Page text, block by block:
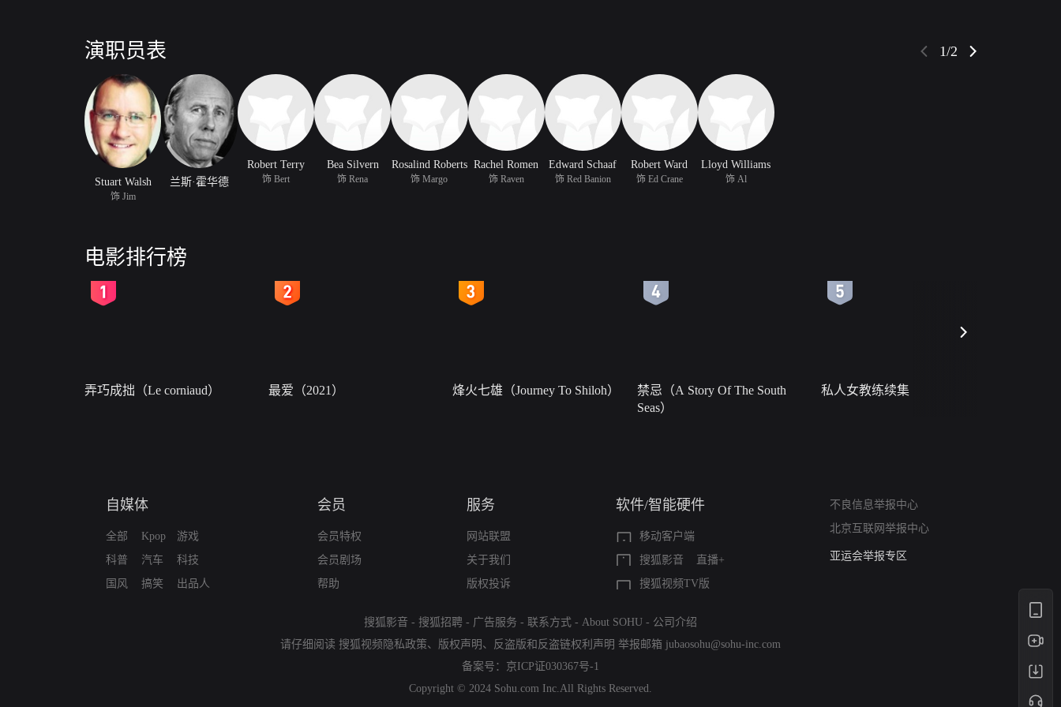
演职员表 1/2
Stuart Walsh
饰 Jim
兰斯·霍华德
Robert Terry
饰 Bert
Bea Silvern
饰 Rena
Rosalind Roberts
饰 Margo
Rachel Romen
饰 Raven
Edward Schaaf
饰 Red Banion
Robert Ward
饰 Ed Crane
Lloyd Williams
饰 Al
电影排行榜
弄巧成拙（Le corniaud） 最爱（2021） 烽火七雄（Journey To Shiloh）
禁忌（A Story Of The South
Seas）
私人女教练续集
自媒体
全部
科普
国风
Kpop
汽车
搞笑
游戏
科技
出品人
会员
会员特权
会员剧场
帮助
服务
网站联盟
关于我们
版权投诉
软件/智能硬件
移动客户端
搜狐影音
直播+
搜狐视频TV版
不良信息举报中心
北京互联网举报中心
算法推荐专项举报
亚运会举报专区
搜狐影音 - 搜狐招聘 - 广告服务 - 联系方式 - About SOHU - 公司介绍
请仔细阅读 搜狐视频隐私政策、 版权声明 、 反盗版和反盗链权利声明 举报邮箱 jubaosohu@sohu-inc.com
备案号： 京ICP证030367号-1
Copyright © 2024 Sohu.com Inc.All Rights Reserved.